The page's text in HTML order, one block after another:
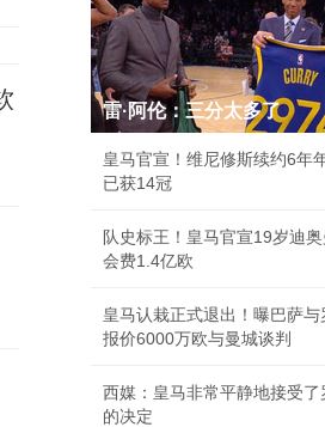
雷·阿伦：三分太多了
皇马官宣！维尼修斯续约6年
已获14冠
队史标王！皇马官宣19岁迪
会费1.4亿欧
皇马认栽正式退出！曝巴萨与
报价6000万欧与曼城谈判
西媒：皇马非常平静地接受
的决定